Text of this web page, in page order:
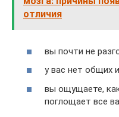
отличия
вы почти не
у вас нет общих
вы ощущаете,
поглощает все